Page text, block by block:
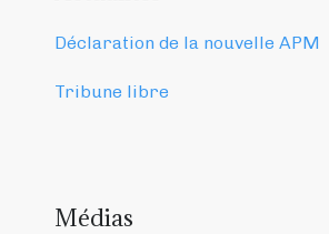
Déclaration de la nouvelle APM
Tribune libre
Médias